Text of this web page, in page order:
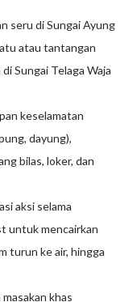
seru di Sungai Ayung
atau tantangan
Sungai Telaga Waja
keselamatan
dayung),
bilas, loker, dan
aksi selama
untuk mencairkan
turun ke air, hingga
khas